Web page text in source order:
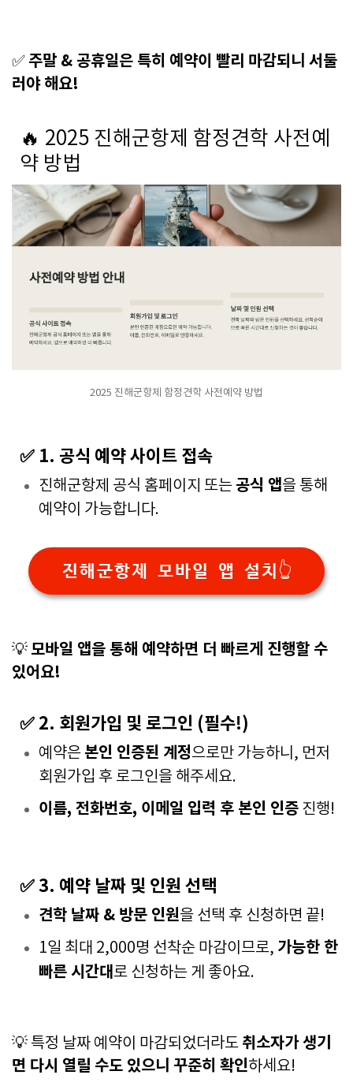
✅ 주말 & 공휴일은 특히 예약이 빨리 마감되니 서둘
러야 해요!
🔥 2025 진해군항제 함정견학 사전예
약 방법
2025 진해군항제 함정견학 사전예약 방법
✅ 1. 공식 예약 사이트 접속
진해군항제 공식 홈페이지 또는 공식 앱을 통해
예약이 가능합니다.
진해군항제 모바일 앱 설치👆
💡 모바일 앱을 통해 예약하면 더 빠르게 진행할 수
있어요!
✅ 2. 회원가입 및 로그인 (필수!)
예약은 본인 인증된 계정으로만 가능하니, 먼저
회원가입 후 로그인을 해주세요.
이름, 전화번호, 이메일 입력 후 본인 인증 진행!
✅ 3. 예약 날짜 및 인원 선택
견학 날짜 & 방문 인원을 선택 후 신청하면 끝!
1일 최대 2,000명 선착순 마감이므로, 가능한 한
빠른 시간대 로 신청하는 게 좋아요.
💡 특정 날짜 예약이 마감되었더라도 취소자가 생기
면 다시 열릴 수도 있으니 꾸준히 확인하세요!